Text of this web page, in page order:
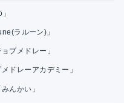
ラルーン)」
ブメドレー」
ドレーアカデミー」
んかい」